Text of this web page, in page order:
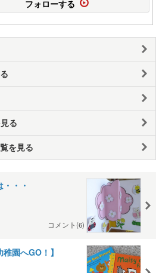
フォローする
る
を見る
・・
コメント(6)
園へGO！】